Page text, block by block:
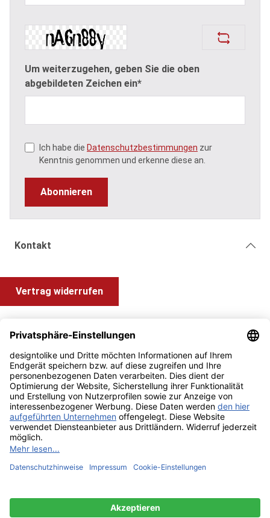
Um weiterzugehen, geben Sie die oben
abgebildeten Zeichen ein*
Ich habe die Datenschutzbestimmungen zur
Kenntnis genommen und erkenne diese an.
Abonnieren
Kontakt
Vertrag widerrufen
Information und Impressum
Zahlung & Versand
Impressum AGB
und ggf. Nachnahmegebühren, wenn nicht anders angegeben.